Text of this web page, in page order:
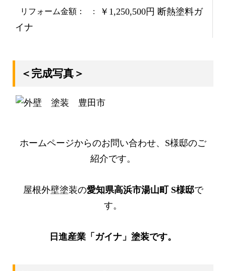
リフォーム金額：
￥1,250,500円 断熱塗料ガ
イナ
＜完成写真＞
ホームページからのお問い合わせ、S様邸のご
紹介です。
屋根外壁塗装の愛知県高浜市湯山町 S様邸で
す。
日進産業「ガイナ」塗装です。